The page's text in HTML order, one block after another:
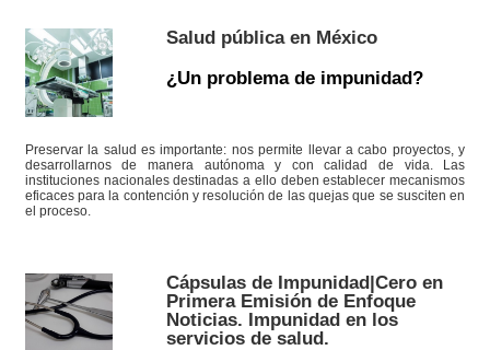
Salud pública en México
¿Un problema de impunidad?
Preservar la salud es importante: nos permite llevar a cabo proyectos, y
desarrollarnos de manera autónoma y con calidad de vida. Las
instituciones nacionales destinadas a ello deben establecer mecanismos
eficaces para la contención y resolución de las quejas que se susciten en
el proceso.
Cápsulas de Impunidad|Cero en
Primera Emisión de Enfoque
Noticias. Impunidad en los
servicios de salud.